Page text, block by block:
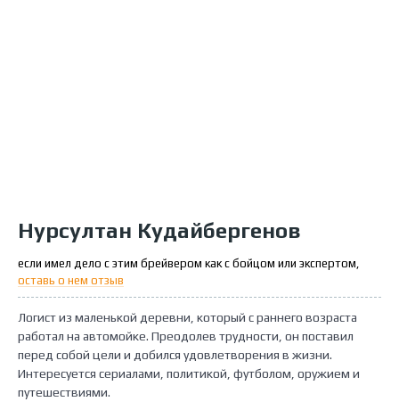
Нурсултан Кудайбергенов
если имел дело с этим брейвером как с бойцом или экспертом,
оставь о нем отзыв
Логист из маленькой деревни, который с раннего возраста
работал на автомойке. Преодолев трудности, он поставил
перед собой цели и добился удовлетворения в жизни.
Интересуется сериалами, политикой, футболом, оружием и
путешествиями.